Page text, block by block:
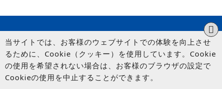
当サイトでは、お客様のウェブサイトでの体験を向上させ
るために、Cookie（クッキー）を使用しています。Cookie
の使用を希望されない場合は、お客様のブラウザの設定で
Cookieの使用を中止することができます。